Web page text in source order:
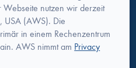
Webseite nutzen wir derzeit
USA (AWS). Die
in einem Rechenzentrum
AWS nimmt am Privacy